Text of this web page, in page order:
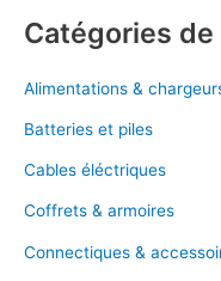
Catégories
Alimentations &
Batteries et piles
Cables éléctriques
Coffrets & armoires
Connectiques &